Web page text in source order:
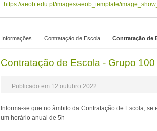
https://aeob.edu.pt/images/aeob_template/
Informações Contratação de Escola Contratação de
Contratação de Escola - Grupo 100
Publicado em 12 outubro 2022
Informa-se que no âmbito da Contratação de Escola,
um horário anual de 5h